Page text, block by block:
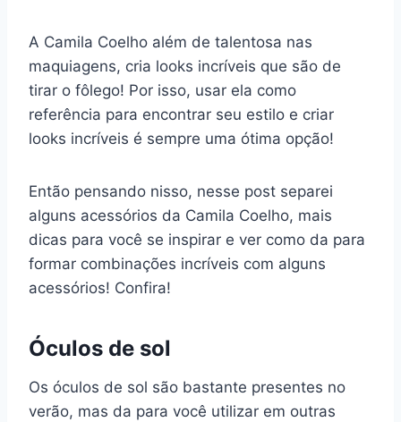
A Camila Coelho além de talentosa nas
maquiagens, cria looks incríveis que são de
tirar o fôlego! Por isso, usar ela como
referência para encontrar seu estilo e criar
looks incríveis é sempre uma ótima opção!
Então pensando nisso, nesse post separei
alguns acessórios da Camila Coelho, mais
dicas para você se inspirar e ver como da para
formar combinações incríveis com alguns
acessórios! Confira!
Óculos de sol
Os óculos de sol são bastante presentes no
verão, mas da para você utilizar em outras